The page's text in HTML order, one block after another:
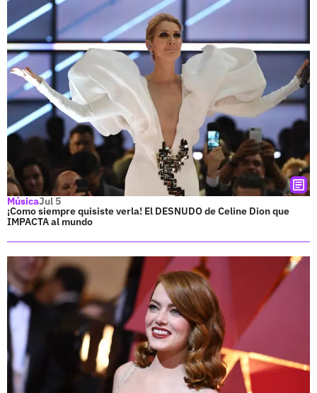
MúsicaJul 5
¡Como siempre quisiste verla! El DESNUDO de Celine Dion que
IMPACTA al mundo